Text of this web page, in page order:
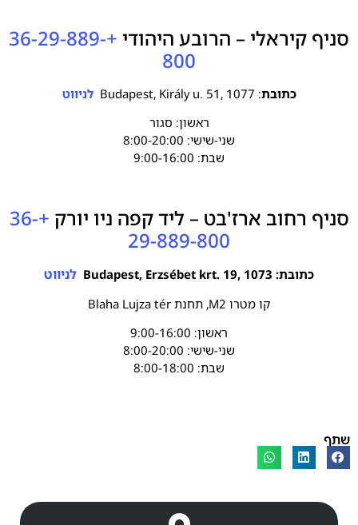
סניף קיראלי – הרובע היהודי
+36-29-889-
800
כתובת: Budapest, Király u. 51, 1077
לניווט
ראשון: סגור
שני-שישי: 8:00-20:00
שבת: 9:00-16:00
סניף רחוב ארז'בט – ליד קפה ניו יורק
+36-
29-889-800
כתובת: Budapest, Erzsébet krt. 19, 1073 לניווט
קו מטרו M2, תחנת Blaha Lujza tér
ראשון: 9:00-16:00
שני-שישי: 8:00-20:00
שבת: 8:00-18:00
שתף